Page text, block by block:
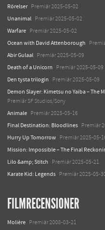
Rörelser Premiär 2025-05-02
Unanimal Premiär 2025-05-02
Warfare Premiär 2025-05-02
Ocean with David Attenborough
Abir Gulaal Premiär 2025-05-09
Death of a Unicorn Premiär 2025-05-09
Den tysta trilogin Premiär 2025-05-09
Demon Slayer: Kimetsu no Yaiba – The
Premiär SF Studios/Sony
Animale Premiär 2025-05-16
Final Destination: Bloodlines Premiär
Hurry Up Tomorrow Premiär 2025-05-
Mission: Impossible – The Final
Lilo &amp; Stitch Premiär 2025-05-21
Karate Kid: Legends Premiär 2025-05-
FILMRECENSIONER
Molière Premiär 2008-03-21